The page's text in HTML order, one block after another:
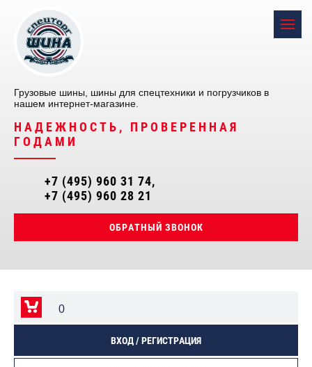
Грузовые шины, шины для спецтехники и погрузчиков в
нашем интернет-магазине.
НАДЕЖНОСТЬ, ПРОВЕРЕННАЯ
ГОДАМИ
+7 (495) 960 31 74
+7 (495) 960 28 21
ОБРАТНЫЙ ЗВОНОК
0
ВХОД / РЕГИСТРАЦИЯ